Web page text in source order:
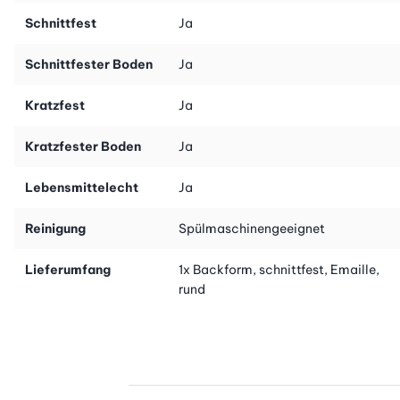
Schnittfest Ja
Schnittfester Boden Ja
Kratzfest Ja
Kratzfester Boden Ja
Lebensmittelecht Ja
Reinigung Spülmaschinengeeignet
Lieferumfang
1x Backform, schnittfest, Emaille,
rund